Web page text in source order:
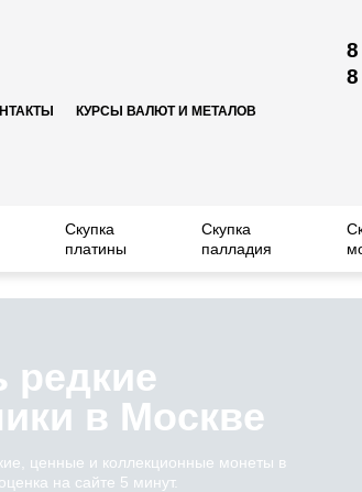
КУРСЫ ВАЛЮТ И МЕТАЛОВ
Скупка
платины
Скупка
палладия
редкие
в Москве
ценные и коллекционные монеты в
на сайте 5 минут.